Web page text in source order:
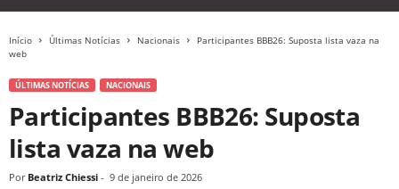
Início Últimas Notícias Nacionais
Participantes BBB26: Suposta lista vaza na
web
ÚLTIMAS NOTÍCIAS NACIONAIS
Participantes BBB26: Suposta
lista vaza na web
Por Beatriz Chiessi - 9 de janeiro de 2026